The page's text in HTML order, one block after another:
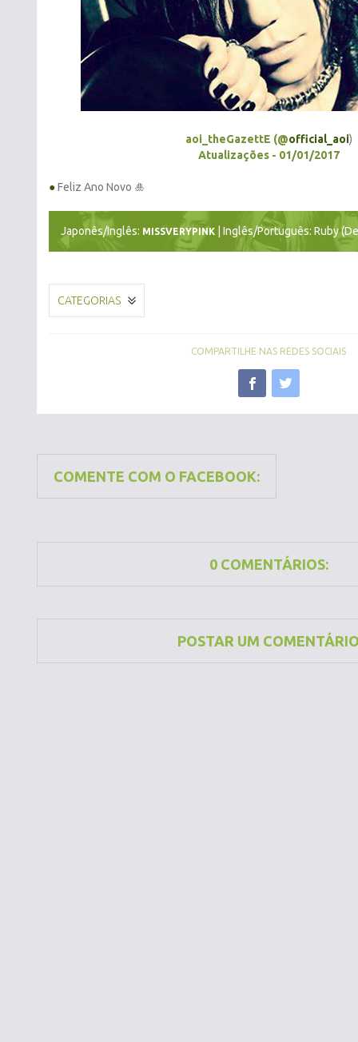
aoi_theGazettE (@official_aoi)
Atualizações - 01/01/2017
●Feliz Ano Novo 🎍
Japonês/Inglês: MISSVERYPINK | Inglês/Português: Ruby
CATEGORIAS
COMPARTILHE NAS REDES SOCIAIS
COMENTE COM O FACEBOOK:
0 COMENTÁRIOS:
POSTAR UM